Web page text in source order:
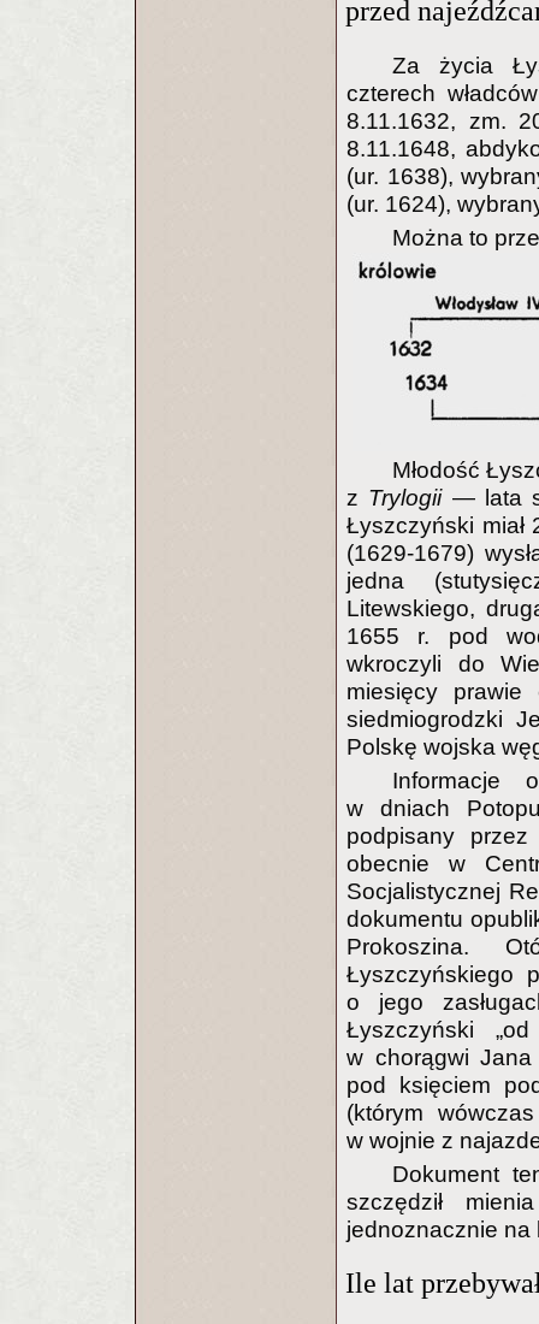
przed
Za życia
czterech
8.11.1632, zm.
8.11.1648,
(ur. 1638),
(ur. 1624),
Można to
Młodość
z Trylogii — lata
Łyszczyński miał
(1629-1679)
jedna
Litewskiego,
1655 r. pod
wkroczyli do
miesięcy
siedmiogrodzki
Polskę wojska
Informacje
w dniach
podpisany
obecnie w
Socjalistycznej
dokumentu
Prokoszina.
Łyszczyńskiego
o jego
Łyszczyński
w chorągwi
pod księciem
(którym
w wojnie z
Dokument
szczędził
jednoznacznie na
Ile lat